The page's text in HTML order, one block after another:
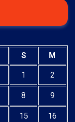
S M
1 2
8 9
15 16